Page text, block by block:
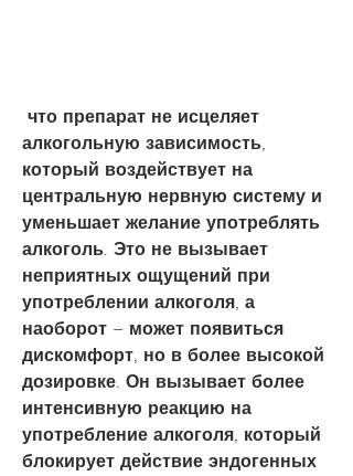
алкогольную зависимость,
который воздействует на
центральную нервную систему и
уменьшает желание употреблять
алкоголь. Это не вызывает
неприятных ощущений при
употреблении алкоголя, а
наоборот – может появиться
дискомфорт, но в более высокой
дозировке. Он вызывает более
интенсивную реакцию на
употребление алкоголя, который
блокирует действие эндогенных